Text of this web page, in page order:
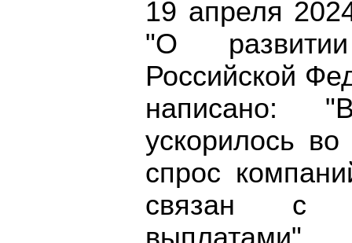
19 апреля
"О
Российской
написано:
ускорилось
спрос
связан с